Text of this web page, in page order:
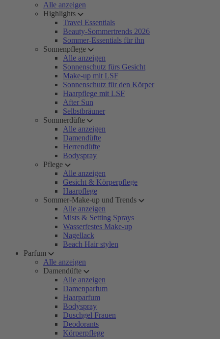
Alle anzeigen
Highlights
Travel Essentials
Beauty-Sommertrends 2026
Sommer-Essentials für ihn
Sonnenpflege
Alle anzeigen
Sonnenschutz fürs Gesicht
Make-up mit LSF
Sonnenschutz für den Körper
Haarpflege mit LSF
After Sun
Selbstbräuner
Sommerdüfte
Alle anzeigen
Damendüfte
Herrendüfte
Bodyspray
Pflege
Alle anzeigen
Gesicht & Körperpflege
Haarpflege
Sommer-Make-up und Trends
Alle anzeigen
Mists & Setting Sprays
Wasserfestes Make-up
Nagellack
Beach Hair stylen
Parfum
Alle anzeigen
Damendüfte
Alle anzeigen
Damenparfum
Haarparfum
Bodyspray
Duschgel Frauen
Deodorants
Körperpflege